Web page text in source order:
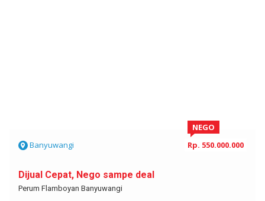
Banyuwangi Rp. 550.000.000
NEGO
Dijual Cepat, Nego sampe deal
Perum Flamboyan Banyuwangi